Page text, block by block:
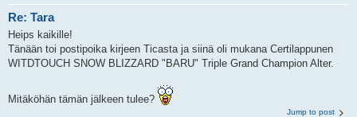
Re: Tara
Heips kaikille!
Tänään toi postipoika kirjeen Ticasta ja siinä oli mukana Certilappunen
WITDTOUCH SNOW BLIZZARD "BARU" Triple Grand Champion Alter.
Mitäköhän tämän jälkeen tulee?
Jump to post